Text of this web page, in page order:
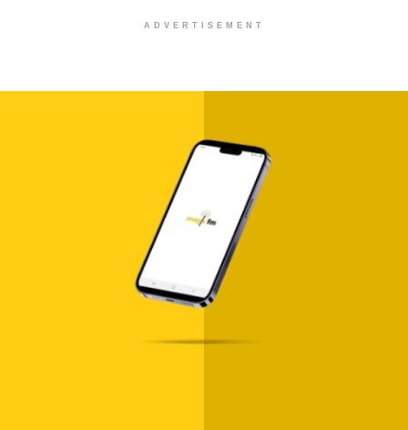
ADVERTISEMENT